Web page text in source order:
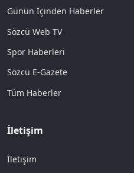
Günün İçinden Haberler
Sözcü Web TV
Spor Haberleri
Sözcü E-Gazete
Tüm Haberler
İletişim
İletişim